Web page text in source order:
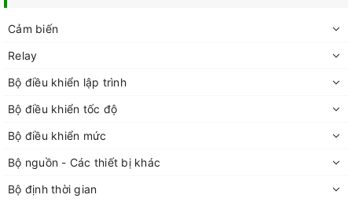
Cảm biến
Relay
Bộ điều khiển lập trình
Bộ điều khiển tốc độ
Bộ điều khiển mức
Bộ nguồn - Các thiết bị khác
Bộ định thời gian